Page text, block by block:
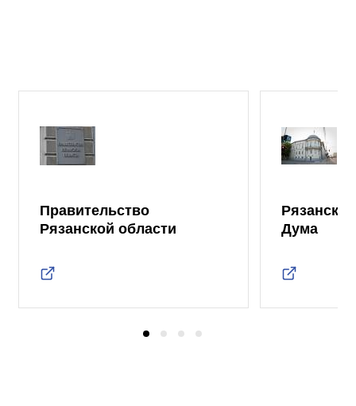
Правительство
Рязанской области
Дума